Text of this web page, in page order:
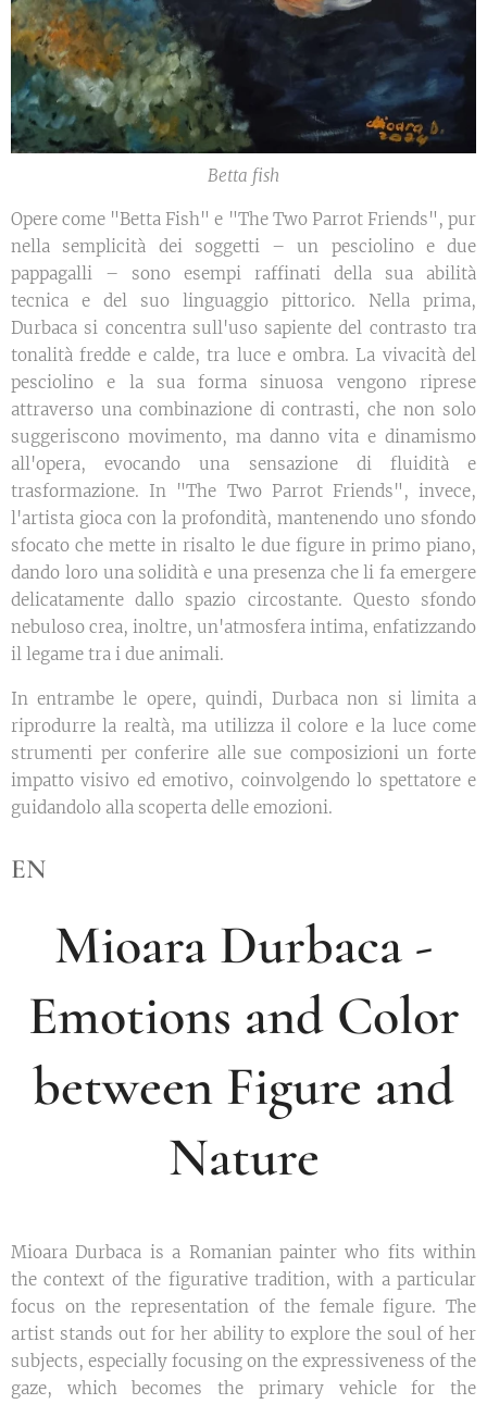
Betta fish
Opere come "Betta Fish" e "The Two Parrot Friends", pur
nella semplicità dei soggetti – un pesciolino e due
pappagalli – sono esempi raffinati della sua abilità
tecnica e del suo linguaggio pittorico. Nella prima,
Durbaca si concentra sull'uso sapiente del contrasto tra
tonalità fredde e calde, tra luce e ombra. La vivacità del
pesciolino e la sua forma sinuosa vengono riprese
attraverso una combinazione di contrasti, che non solo
suggeriscono movimento, ma danno vita e dinamismo
all'opera, evocando una sensazione di fluidità e
trasformazione. In "The Two Parrot Friends", invece,
l'artista gioca con la profondità, mantenendo uno sfondo
sfocato che mette in risalto le due figure in primo piano,
dando loro una solidità e una presenza che li fa emergere
delicatamente dallo spazio circostante. Questo sfondo
nebuloso crea, inoltre, un'atmosfera intima, enfatizzando
il legame tra i due animali.
In entrambe le opere, quindi, Durbaca non si limita a
riprodurre la realtà, ma utilizza il colore e la luce come
strumenti per conferire alle sue composizioni un forte
impatto visivo ed emotivo, coinvolgendo lo spettatore e
guidandolo alla scoperta delle emozioni.
EN
Mioara Durbaca -
Emotions and Color
between Figure and
Nature
Mioara Durbaca is a Romanian painter who fits within
the context of the figurative tradition, with a particular
focus on the representation of the female figure. The
artist stands out for her ability to explore the soul of her
subjects, especially focusing on the expressiveness of the
gaze, which becomes the primary vehicle for the